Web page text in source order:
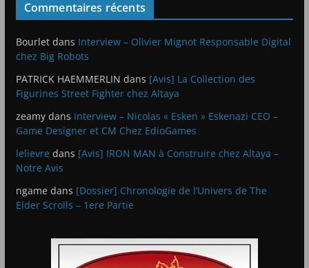
Commentaires récents
Bourletdans Interview – Olivier Mignot Responsable Digital
chez Big Robots
PATRICK HAEMMERLIN dans [Avis] La Collection des
Figurines Street Fighter chez Altaya
zeamydans Interview – Nicolas « Esken » Eskenazi CEO –
Game Designer et CM Chez EdioGames
lelievre dans [Avis] IRON MAN à Construire chez Altaya –
Notre Avis
ngame dans [Dossier] Chronologie de l’Univers de The
Elder Scrolls – 1ere Partie